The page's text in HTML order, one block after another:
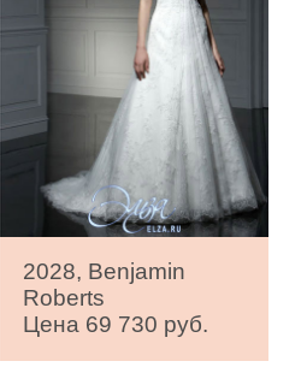
2028, Benjamin
Roberts
Цена 69 730 руб.